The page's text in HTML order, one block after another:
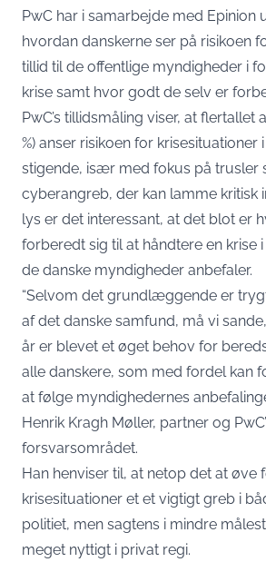
PwC har i samarbejde med Epinion
hvordan danskerne ser på risikoen
tillid til de offentlige myndigheder i
krise samt hvor godt de selv er
PwC’s tillidsmåling viser, at flertallet
%) anser risikoen for krisesituationer
stigende, især med fokus på trusler
cyberangreb, der kan lamme kritisk
lys er det interessant, at det blot er
forberedt sig til at håndtere en krise
de danske myndigheder anbefaler.
“Selvom det grundlæggende er
af det danske samfund, må vi
år er blevet et øget behov for
alle danskere, som med fordel kan
at følge myndighedernes
Henrik Kragh Møller, partner og
forsvarsområdet.
Han henviser til, at netop det at øve
krisesituationer et et vigtigt greb i
politiet, men sagtens i mindre
meget nyttigt i privat regi.